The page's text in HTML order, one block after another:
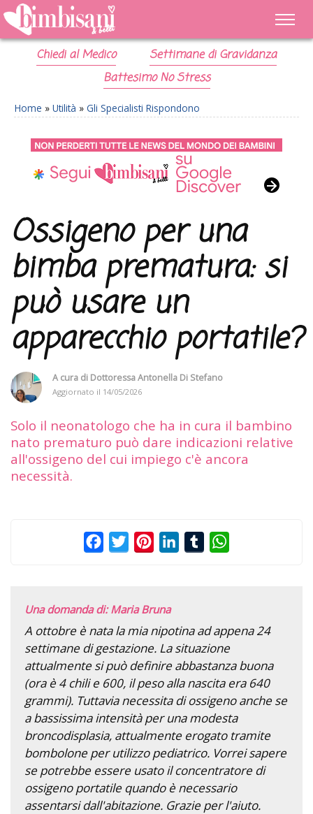
Chiedi al Medico
Settimane di Gravidanza
Battesimo No Stress
Home » Utilità » Gli Specialisti Rispondono
Ossigeno per una
bimba prematura: si
può usare un
apparecchio portatile?
A cura di Dottoressa Antonella Di Stefano
Aggiornato il 14/05/2026
Solo il neonatologo che ha in cura il bambino
nato prematuro può dare indicazioni relative
all'ossigeno del cui impiego c'è ancora
necessità.
FacebookTwitterPinterestLinkedInTumblr
Una domanda di: Maria Bruna
A ottobre è nata la mia nipotina ad appena 24
settimane di gestazione. La situazione
attualmente si può definire abbastanza buona
(ora è 4 chili e 600, il peso alla nascita era 640
grammi). Tuttavia necessita di ossigeno anche se
a bassissima intensità per una modesta
broncodisplasia, attualmente erogato tramite
bombolone per utilizzo pediatrico. Vorrei sapere
se potrebbe essere usato il concentratore di
ossigeno portatile quando è necessario
assentarsi dall'abitazione. Grazie per l'aiuto.